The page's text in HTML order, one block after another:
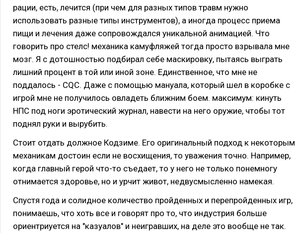
рации, есть, лечится (при чем для разных типов травм нужно
использовать разные типы инструментов), а иногда процесс приема
пищи и лечения даже сопровождался уникальной анимацией. Что
говорить про стелс! механика камуфляжей тогда просто взрывала мне
мозг. Я с дотошностью подбирал себе маскировку, пытаясь выграть
лишний процент в той или иной зоне. Единственное, что мне не
поддалось - CQC. Даже с помощью мануала, который шел в коробке с
игрой мне не получилось овладеть ближним боем. максимум: кинуть
НПС под ноги эротический журнал, навести на него оружие, чтобы тот
поднял руки и вырубить.
Стоит отдать должное Кодзиме. Его оригинальный подход к некоторым
механикам достоин если не восхищения, то уважения точно. Например,
когда главный герой что-то съедает, то у него не только понемногу
отнимается здоровье, но и урчит живот, недвусмысленно намекая.
Спустя года и солидное количество пройденных и перепройденных игр,
понимаешь, что хоть все и говорят про то, что индустрия больше
ориентриуется на "казуалов" и неигравших, на деле это вообще не так.